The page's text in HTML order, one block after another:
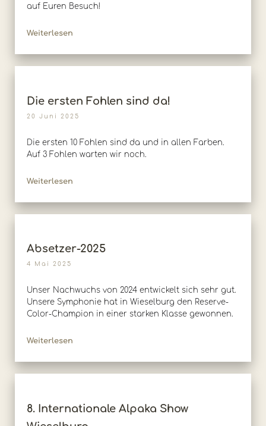
auf Euren Besuch!
Weiterlesen
Die ersten Fohlen sind da!
20 Juni 2025
Die ersten 10 Fohlen sind da und in allen Farben.
Auf 3 Fohlen warten wir noch.
Weiterlesen
Absetzer-2025
4 Mai 2025
Unser Nachwuchs von 2024 entwickelt sich sehr gut.
Unsere Symphonie hat in Wieselburg den Reserve-
Color-Champion in einer starken Klasse gewonnen.
Weiterlesen
8. Internationale Alpaka Show